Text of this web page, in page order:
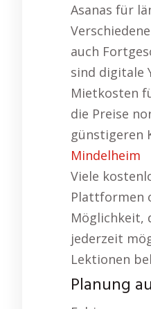
Asanas für
auch
sind digitale
Mietkosten
die Preise
günstigeren
Mindelheim
Viele
Plattformen
Möglichkeit,
jederzeit
Lektionen
Planung